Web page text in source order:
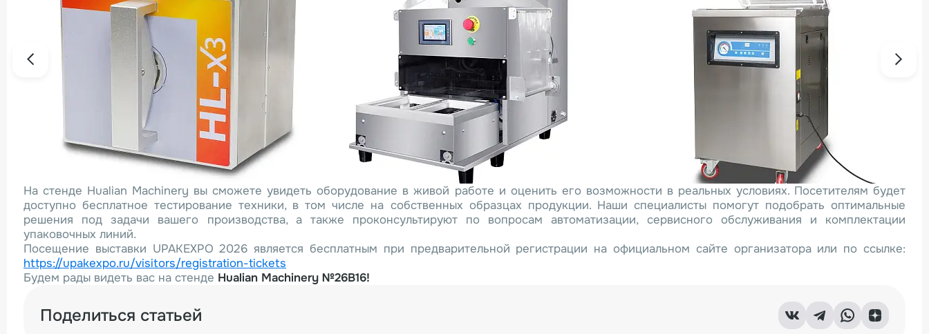
На стенде Hualian Machinery вы сможете увидеть оборудование в живой работе и оценить его возможности в реальных условиях. Посетителям будет
доступно бесплатное тестирование техники, в том числе на собственных образцах продукции. Наши специалисты помогут подобрать оптимальные
решения под задачи вашего производства, а также проконсультируют по вопросам автоматизации, сервисного обслуживания и комплектации
упаковочных линий.
Посещение выставки UPAKEXPO 2026 является бесплатным при предварительной регистрации на официальном сайте организатора или по ссылке:
https://upakexpo.ru/visitors/registration-tickets
Будем рады видеть вас на стенде Hualian Machinery №26В16!
Поделиться статьей